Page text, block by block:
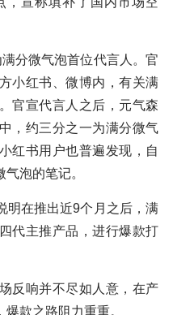
分微气泡首位代言人。官
小红书、微博内，有关满
官宣代言人之后，元气森
，约三分之一为满分微气
红书用户也普遍发现，自
泡的笔记。
明在推出近9个月之后，满
代主推产品，进行爆款打
反响并不尽如人意，在产
款之路阻力重重。